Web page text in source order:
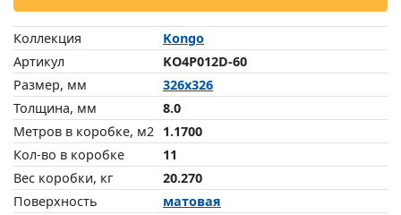
Коллекция
Kongo
Артикул
KO4P012D-60
Размер, мм
326x326
Толщина, мм
8.0
Метров в коробке, м2 1.1700
Кол-во в коробке
11
Вес коробки, кг
20.270
Поверхность
матовая